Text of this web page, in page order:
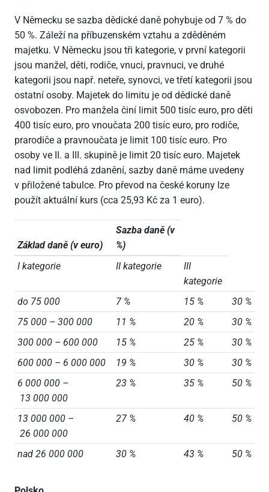
V Německu se sazba dědické daně pohybuje od 7 % do
50 %. Záleží na příbuzenském vztahu a zděděném
majetku. V Německu jsou tři kategorie, v první kategorii
jsou manžel, děti, rodiče, vnuci, pravnuci, ve druhé
kategorii jsou např. neteře, synovci, ve třetí kategorii jsou
ostatní osoby. Majetek do limitu je od dědické daně
osvobozen. Pro manžela činí limit 500 tisíc euro, pro děti
400 tisíc euro, pro vnoučata 200 tisíc euro, pro rodiče,
prarodiče a pravnoučata je limit 100 tisíc euro. Pro
osoby ve II. a III. skupině je limit 20 tisíc euro. Majetek
nad limit podléhá zdanění, sazby daně máme uvedeny
v přiložené tabulce. Pro převod na české koruny lze
použít aktuální kurs (cca 25,93 Kč za 1 euro).
Základ daně (v euro)
Sazba daně (v
%)
I kategorie
II kategorie
III
kategorie
do 75 000
7 % 15 %
30 %
75 000 – 300 000
11 % 20 %
30 %
300 000 – 600 000
15 % 25 %
30 %
600 000 – 6 000 000
19 % 30 %
30 %
6 000 000 –
13 000 000
23 % 35 % 50 %
13 000 000 –
26 000 000
27 % 40 % 50 %
nad 26 000 000 30 % 43 % 50 %